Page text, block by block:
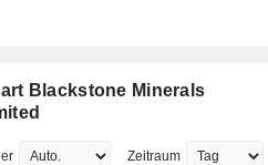
Blackstone Minerals
Zeitraum